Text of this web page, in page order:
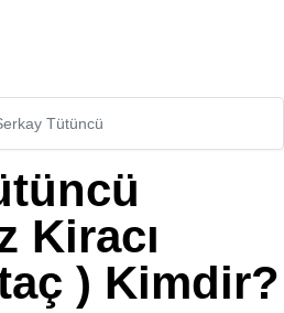
Tütüncü
Kiracı
) Kimdir?